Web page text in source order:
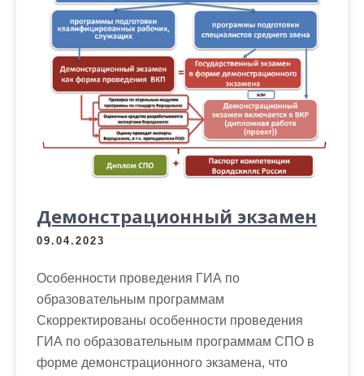
Демонстрационный экзамен
09.04.2023
Особенности проведения ГИА по
образовательным программам
Скорректированы особенности проведения
ГИА по образовательным программам СПО в
форме демонстрационного экзамена, что